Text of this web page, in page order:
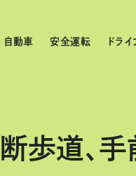
自動車 安全運転 ドラ
歩道、